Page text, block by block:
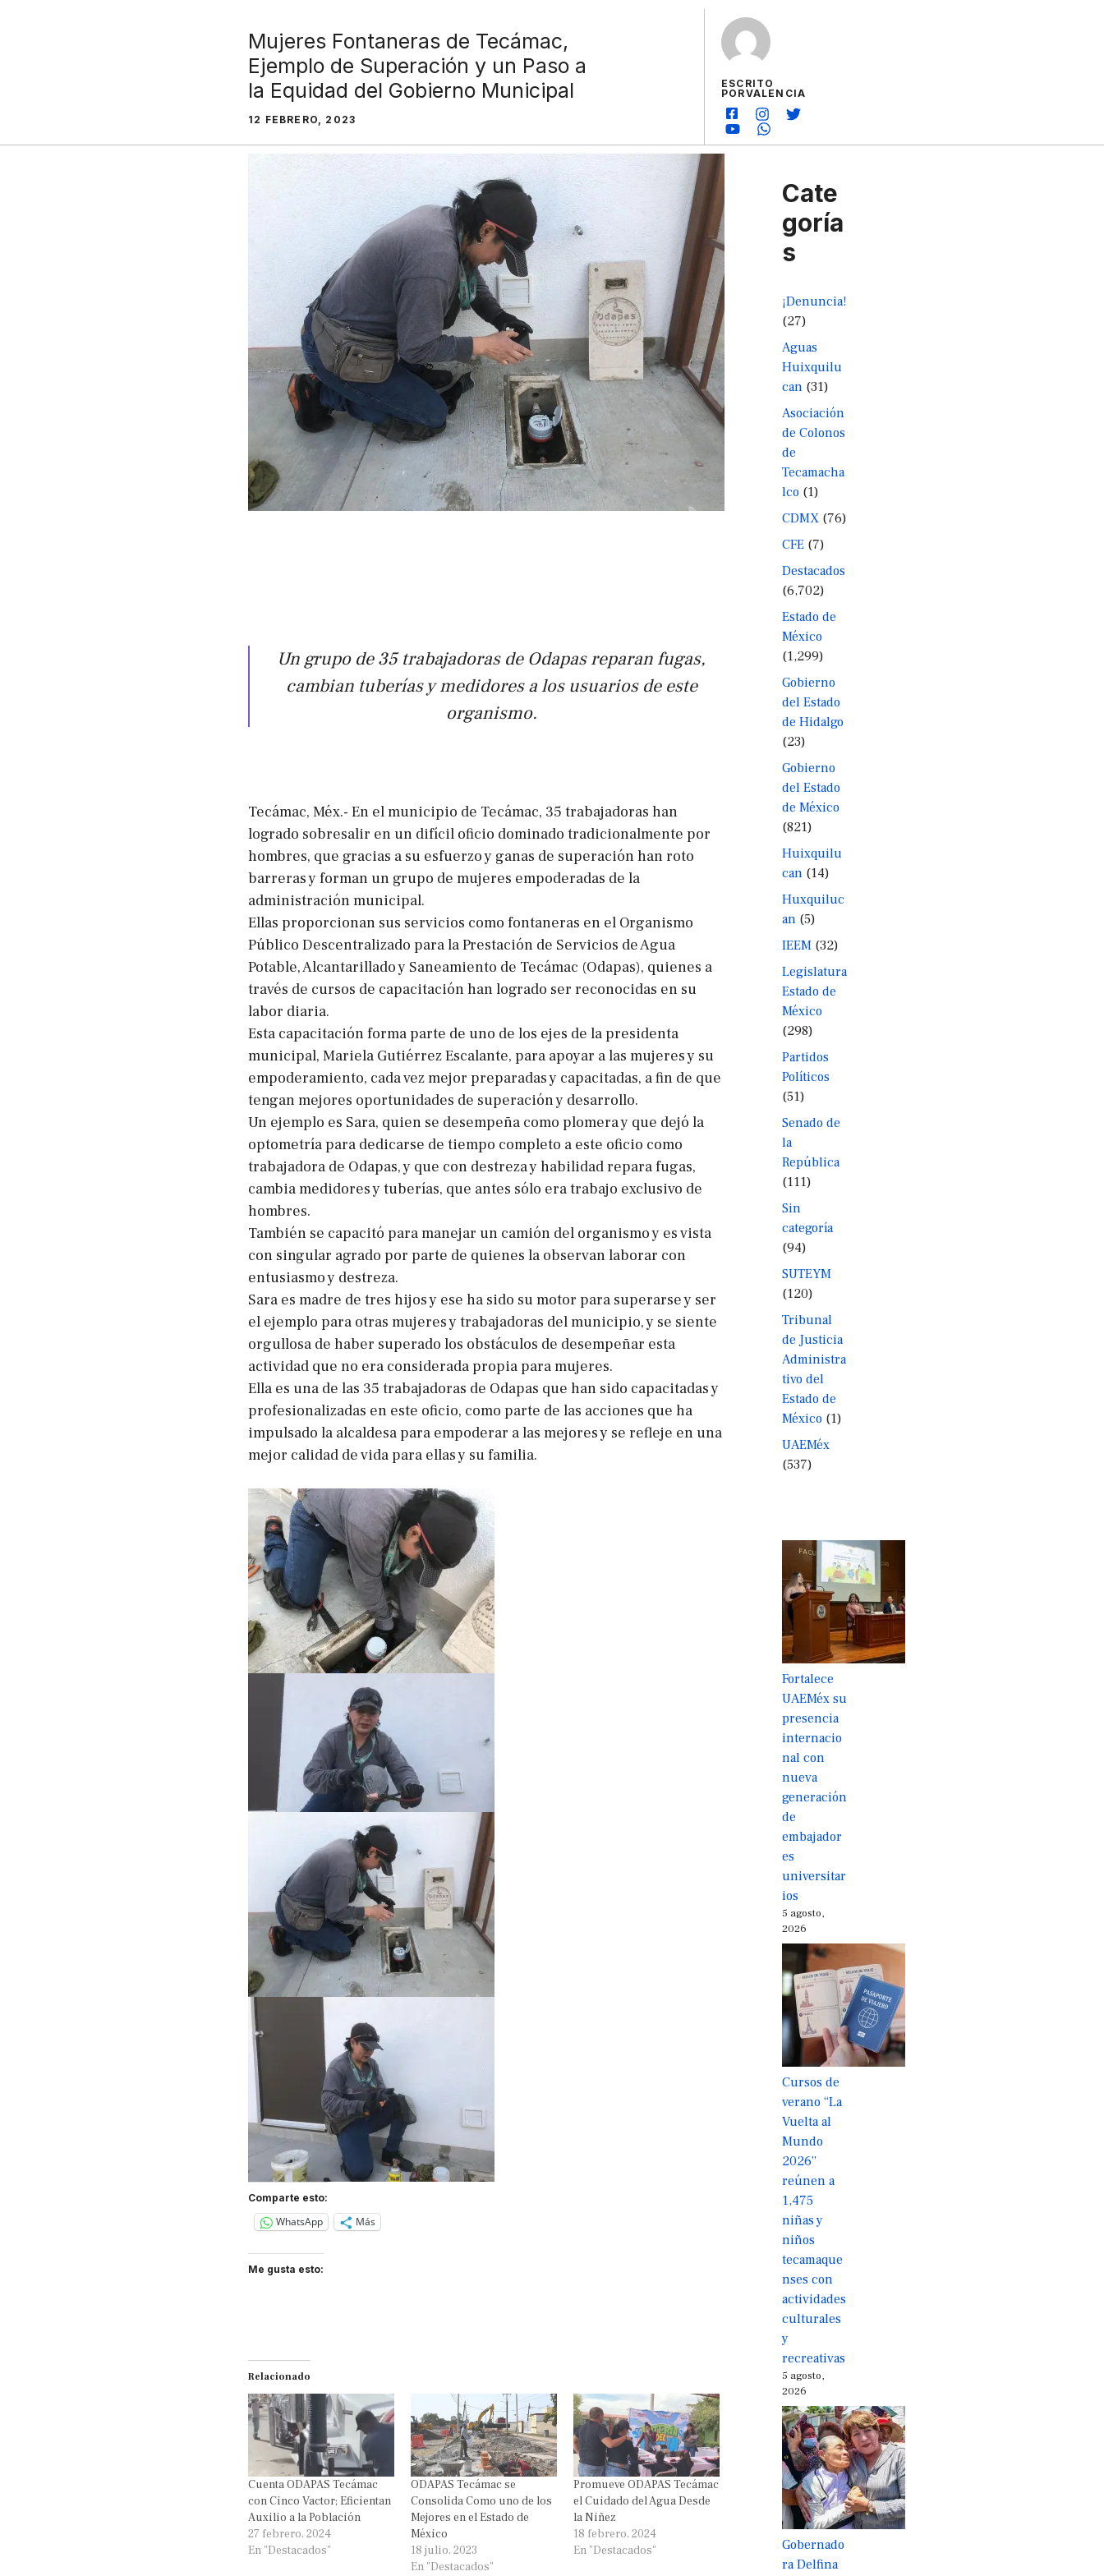
Mujeres Fontaneras de Tecámac,
Ejemplo de Superación y un Paso a
la Equidad del Gobierno Municipal
12 FEBRERO, 2023
ESCRITO
PORVALENCIA
Un grupo de 35 trabajadoras de Odapas reparan fugas,
cambian tuberías y medidores a los usuarios de este
organismo.
Tecámac, Méx.- En el municipio de Tecámac, 35 trabajadoras han
logrado sobresalir en un difícil oficio dominado tradicionalmente por
hombres, que gracias a su esfuerzo y ganas de superación han roto
barreras y forman un grupo de mujeres empoderadas de la
administración municipal.
Ellas proporcionan sus servicios como fontaneras en el Organismo
Público Descentralizado para la Prestación de Servicios de Agua
Potable, Alcantarillado y Saneamiento de Tecámac (Odapas), quienes a
través de cursos de capacitación han logrado ser reconocidas en su
labor diaria.
Esta capacitación forma parte de uno de los ejes de la presidenta
municipal, Mariela Gutiérrez Escalante, para apoyar a las mujeres y su
empoderamiento, cada vez mejor preparadas y capacitadas, a fin de que
tengan mejores oportunidades de superación y desarrollo.
Un ejemplo es Sara, quien se desempeña como plomera y que dejó la
optometría para dedicarse de tiempo completo a este oficio como
trabajadora de Odapas, y que con destreza y habilidad repara fugas,
cambia medidores y tuberías, que antes sólo era trabajo exclusivo de
hombres.
También se capacitó para manejar un camión del organismo y es vista
con singular agrado por parte de quienes la observan laborar con
entusiasmo y destreza.
Sara es madre de tres hijos y ese ha sido su motor para superarse y ser
el ejemplo para otras mujeres y trabajadoras del municipio, y se siente
orgullosa de haber superado los obstáculos de desempeñar esta
actividad que no era considerada propia para mujeres.
Ella es una de las 35 trabajadoras de Odapas que han sido capacitadas y
profesionalizadas en este oficio, como parte de las acciones que ha
impulsado la alcaldesa para empoderar a las mejores y se refleje en una
mejor calidad de vida para ellas y su familia.
Comparte esto:
WhatsApp Más
Me gusta esto:
Relacionado
Cuenta ODAPAS Tecámac
con Cinco Vactor; Eficientan
Auxilio a la Población
27 febrero, 2024
En "Destacados"
ODAPAS Tecámac se
Consolida Como uno de los
Mejores en el Estado de
México
18 julio, 2023
En "Destacados"
Promueve ODAPAS Tecámac
el Cuidado del Agua Desde
la Niñez
18 febrero, 2024
En "Destacados"
Cate
goría
s
¡Denuncia!
(27)
Aguas
Huixquilu
can (31)
Asociación
de Colonos
de
Tecamacha
lco (1)
CDMX (76)
CFE (7)
Destacados
(6,702)
Estado de
México
(1,299)
Gobierno
del Estado
de Hidalgo
(23)
Gobierno
del Estado
de México
(821)
Huixquilu
can (14)
Huxquiluc
an (5)
IEEM (32)
Legislatura
Estado de
México
(298)
Partidos
Políticos
(51)
Senado de
la
República
(111)
Sin
categoría
(94)
SUTEYM
(120)
Tribunal
de Justicia
Administra
tivo del
Estado de
México (1)
UAEMéx
(537)
Fortalece
UAEMéx su
presencia
internacio
nal con
nueva
generación
de
embajador
es
universitar
ios
5 agosto,
2026
Cursos de
verano “La
Vuelta al
Mundo
2026”
reúnen a
1,475
niñas y
niños
tecamaque
nses con
actividades
culturales
y
recreativas
5 agosto,
2026
Gobernado
ra Delfina